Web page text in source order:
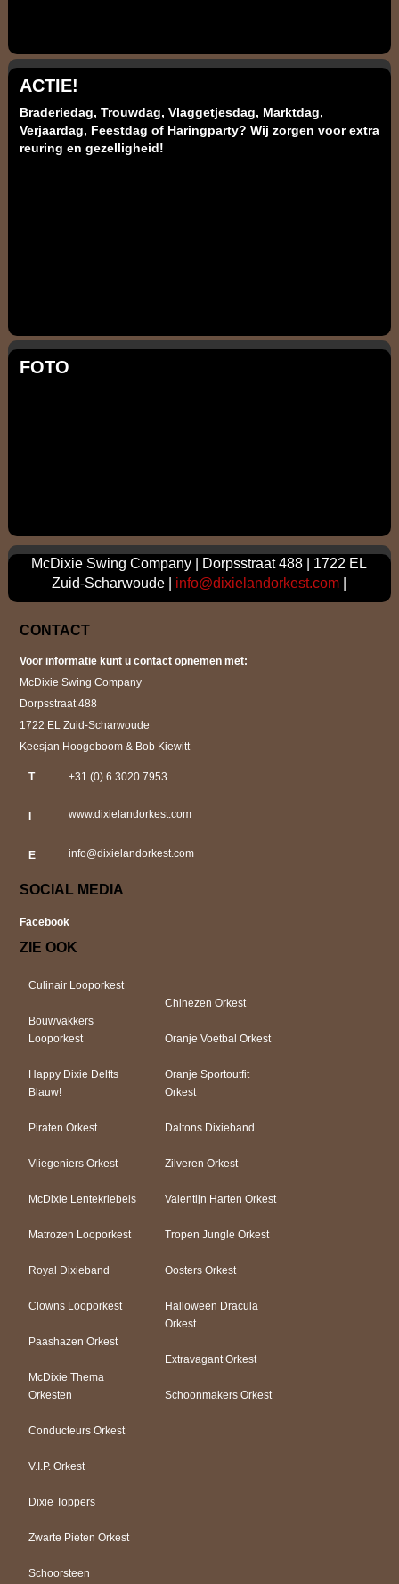
ACTIE!
Braderiedag, Trouwdag, Vlaggetjesdag, Marktdag,
Verjaardag, Feestdag of Haringparty? Wij zorgen voor extra
reuring en gezelligheid!
FOTO
McDixie Swing Company | Dorpsstraat 488 | 1722 EL
Zuid-Scharwoude | info@dixielandorkest.com
CONTACT
Voor informatie kunt u contact opnemen met:
McDixie Swing Company
Dorpsstraat 488
1722 EL Zuid-Scharwoude
Keesjan Hoogeboom & Bob Kiewitt
T +31 (0) 6 3020 7953
I www.dixielandorkest.com
E info@dixielandorkest.com
SOCIAL MEDIA
Facebook
ZIE OOK
Culinair Looporkest
Bouwvakkers
Looporkest
Happy Dixie Delfts
Blauw!
Piraten Orkest
Vliegeniers Orkest
McDixie Lentekriebels
Matrozen Looporkest
Royal Dixieband
Clowns Looporkest
Paashazen Orkest
McDixie Thema
Orkesten
Chinezen Orkest
Oranje Voetbal Orkest
Oranje Sportoutfit
Orkest
Daltons Dixieband
Zilveren Orkest
Valentijn Harten Orkest
Tropen Jungle Orkest
Oosters Orkest
Halloween Dracula
Orkest
Extravagant Orkest
Schoonmakers Orkest
Conducteurs Orkest
V.I.P. Orkest
Dixie Toppers
Zwarte Pieten Orkest
Schoorsteen